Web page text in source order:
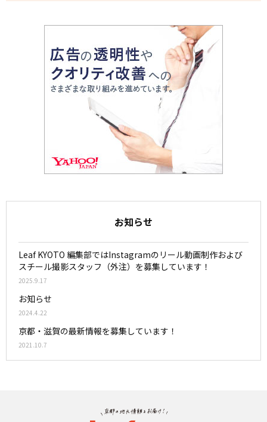
お知らせ
Leaf KYOTO 編集部ではInstagramのリール動画制作および
スチール撮影スタッフ（外注）を募集しています！
2025.9.17
お知らせ
2024.4.22
京都・滋賀の最新情報を募集しています！
2021.10.7